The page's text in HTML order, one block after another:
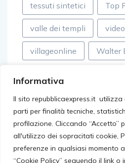
Informativa
Il sito repubblicaexpress.it
parti per finalità tecniche,
profilazione. Cliccando “Accetto”
all'utilizzo dei sopracitati cookie,
preferenze in qualsiasi momento
“Cookie Policy” seguendo il link
tessuti sintetici Top
valle dei templi
villageonline Walter